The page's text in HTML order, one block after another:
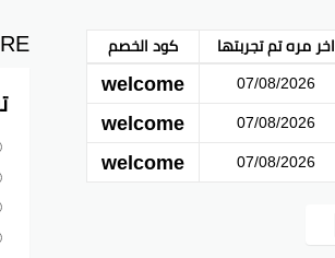
اخر مره تم تجربتها
كود الخصم
07/08/2026
welcome
07/08/2026
welcome
07/08/2026
welcome